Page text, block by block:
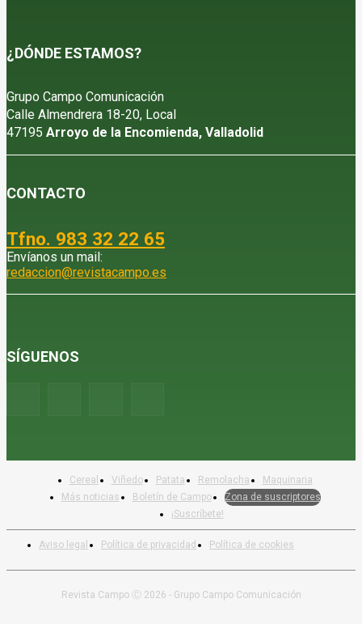
¿DÓNDE ESTAMOS?
Grupo Campo Comunicación
Calle Almendrera 18-20, Local
47195 Arroyo de la Encomienda, Valladolid
CONTACTO
Tfno. 983 32 22 65
Envíanos un mail:
redaccion@revistacampo.es
SÍGUENOS
Aviso legal Política de privacidad Política de cookies
Cereal Viñedo Patata Remolacha
Maquinaria
Más noticias
Boletín de Campo
Zona de suscriptores
¡Suscríbete!
Revista Campo Ⓒ 2026 - Grupo Campo Comunicación